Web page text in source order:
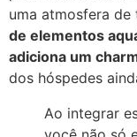
uma atmosfera de
de elementos
adiciona um
dos hóspedes
Ao integrar